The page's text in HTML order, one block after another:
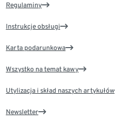
Regulaminy
Instrukcje obsługi
Karta podarunkowa
Wszystko na temat kawy
Utylizacja i skład naszych artykułów
Newsletter